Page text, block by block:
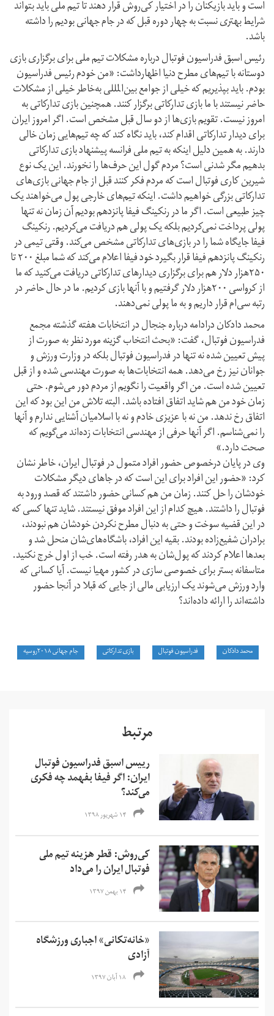
است و باید بازیکنان را در اختیار کی‌روش قرار دهند تا تیم‌ ‌ملی باید بتواند
شرایط بهتری نسبت به چهار دوره قبل که در جام جهانی بودیم را داشته
باشد.
رئیس اسبق فدراسیون فوتبال درباره مشکلات تیم ملی برای برگزاری بازی
دوستانه با تیم‌های مطرح دنیا اظهارداشت: «من خودم رئیس فدراسیون
بودم. باید بپذیریم که خیلی از جوامع بین‌المللی به‌خاطر خیلی از مشکلات
حاضر نیستند با ما بازی تدارکاتی برگزار کنند. همچنین بازی تدارکاتی به
امروز نیست. تقویم بازی‌ها از دو سال قبل مشخص است. اگر امروز ایران
برای دیدار تدارکاتی اقدام کند، باید نگاه کند که چه تیم‌هایی زمان خالی
دارند. به همین دلیل اینکه به تیم‌ ‌ملی فرانسه پیشنهاد بازی تدارکاتی
بدهیم مگر شدنی است؟ مردم گول این حرف‌ها را نخورند. این یک نوع
شیرین کاری فوتبال است که مردم فکر کنند قبل از جام جهانی بازی‌های
تدارکاتی بزرگی خواهیم داشت. اینکه تیم‌های خارجی پول می‌خواهند یک
چیز طبیعی است. اگر ما در رنکینگ فیفا پانزدهم بودیم آن زمان نه تنها
پولی پرداخت نمی‌کردیم بلکه یک پولی هم دریافت می‌کردیم. رنکینگ
فیفا جایگاه شما را در بازی‌های تدارکاتی مشخص می‌کند. وقتی تیمی در
رنکینگ پانزدهم فیفا قرار بگیرد خود فیفا اعلام می‌کند که شما مبلغ ۲۰۰ تا
۲۵۰هزار دلار هم برای برگزاری دیدارهای تدارکاتی دریافت می‌کنید که ما
از کرواسی ۲۰۰هزار دلار گرفتیم و با آنها بازی کردیم. ما در حال‌ حاضر در
رتبه سی‌ام قرار داریم و به ما پولی نمی‌دهند.
محمد دادکان درادامه درباره جنجال در انتخابات هفته گذشته مجمع
فدراسیون فوتبال، گفت: «بحث انتخاب گزینه مورد نظر به صورت از
پیش تعیین شده نه تنها در فدراسیون فوتبال بلکه در وزارت ورزش و
جوانان نیز رخ می‌دهد. همه انتخابات‌ها به صورت مهندسی شده و از قبل
تعیین شده است. من اگر واقعیت را نگویم از مردم دور می‌شوم. حتی
زمان خود من هم شاید اتفاق افتاده باشد. البته تلاش من این بود که این
اتفاق رخ ندهد. من نه با عزیزی خادم و نه با اسلامیان آشنایی ندارم و آنها
را نمی‌شناسم. اگر آنها حرفی از مهندسی انتخابات زده‌اند می‌گویم که
صحت دارد.»
وی در پایان درخصوص حضور افراد متمول در فوتبال ایران، خاطر نشان
کرد: «حضور این افراد برای این است که در جاهای دیگر مشکلات
خودشان را حل کنند. زمان من هم کسانی حضور داشتند که قصد ورود به
فوتبال را داشتند. هیچ کدام از این افراد موفق نیستند. شاید تنها کسی که
در این قضیه سوخت و حتی به دنبال مطرح نکردن خودشان هم نبودند،
برادران شفیع‌زاده بودند. بقیه این افراد، باشگاه‌های‌شان منحل شد و
بعدها اعلام کردند که پول‌شان به هدر رفته است. خب از اول خرج نکنید.
متاسفانه بستر برای خصوصی سازی در کشور مهیا نیست. آیا کسانی که
وارد ورزش می‌شوند یک ارزیابی مالی از جایی که قبلا در آنجا حضور
داشته‌اند را ارائه داده‌اند؟
محمد دادکان فدراسیون فوتبال بازی تدارکاتی جام جهانی ۲۰۱۸روسیه
مرتبط
رییس اسبق فدراسیون فوتبال
ایران: اگر فیفا بفهمد چه فکری
می‌کند؟
۱۴ شهریور ۱۳۹۸
کی‌روش: قطر هزینه‌ تیم ملی
فوتبال ایران را می‌داد
۱۴ بهمن ۱۳۹۷
«خانه‌تکانی» اجباری ورزشگاه
آزادی
۱۸ آبان ۱۳۹۷